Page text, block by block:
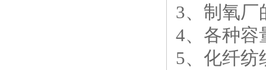
3、制氧厂
4、各种容
5、化纤纺